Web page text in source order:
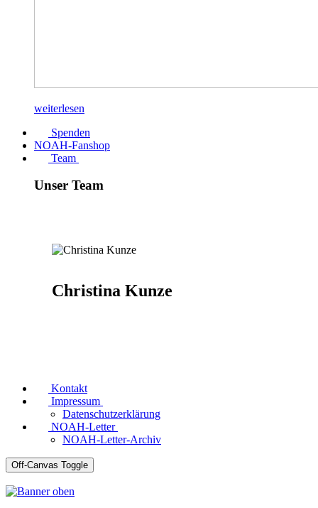
weiterlesen
Spenden
NOAH-Fanshop
Team
Unser Team
Christina Kunze
Kontakt
Impressum
Datenschutzerklärung
NOAH-Letter
NOAH-Letter-Archiv
Off-Canvas Toggle